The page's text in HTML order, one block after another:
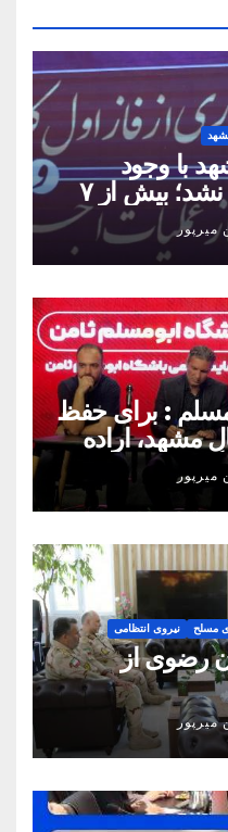
با وجود
شرایط جنگی متوقف نشد؛ بیش از ۷
در ۱۶۰ روز به بهره‌برداریمیرپور
: برای حفظ
مشهد، اراده
میرپور
مسلح نیروی انتظامی
رضوی از